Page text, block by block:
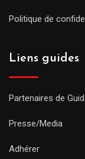
Politique de
Liens guides
Partenaires de
Presse/Media
Adhérer